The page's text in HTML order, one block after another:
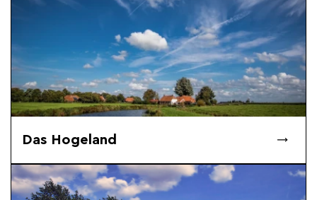
Das Hogeland